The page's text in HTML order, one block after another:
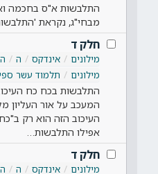
התלבשות א"ס בחכמה
מבחי"ג, נקראת
חלק ד
מילונים אינדקס ה
מילונים
תלמוד עשר
התלבשות בכח כח
המעכב על אור העליון
העיכוב הזה הוא רק
אפילו התלבשות…
חלק ד
מילונים אינדקס ה